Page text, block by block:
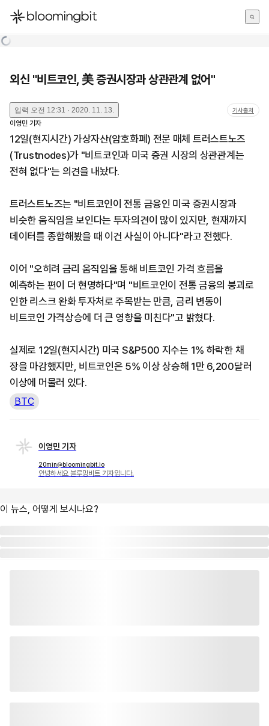
한국어
외신 "비트코인, 美 증권시장과 상관관계 없어"
입력 오전 12:31 · 2020. 11. 13. 기사출처
이영민 기자
12일(현지시간) 가상자산(암호화폐) 전문 매체 트러스트노즈
(Trustnodes)가 "비트코인과 미국 증권 시장의 상관관계는
전혀 없다"는 의견을 내놨다.
트러스트노즈는 "비트코인이 전통 금융인 미국 증권시장과
비슷한 움직임을 보인다는 투자의견이 많이 있지만, 현재까지
데이터를 종합해봤을 때 이건 사실이 아니다"라고 전했다.
이어 "오히려 금리 움직임을 통해 비트코인 가격 흐름을
예측하는 편이 더 현명하다"며 "비트코인이 전통 금융의 붕괴로
인한 리스크 완화 투자처로 주목받는 만큼, 금리 변동이
비트코인 가격상승에 더 큰 영향을 미친다"고 밝혔다.
실제로 12일(현지시간) 미국 S&P500 지수는 1% 하락한 채
장을 마감했지만, 비트코인은 5% 이상 상승해 1만 6,200달러
이상에 머물러 있다.
BTC
이영민 기자
20min@bloomingbit.io
안녕하세요 블루밍비트 기자입니다.
이 뉴스, 어떻게 보시나요?